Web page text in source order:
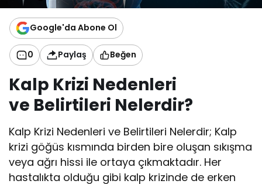
Google'da Abone Ol
0 Paylaş Beğen
Kalp Krizi Nedenleri
ve Belirtileri Nelerdir?
Kalp Krizi Nedenleri ve Belirtileri Nelerdir; Kalp
krizi göğüs kısmında birden bire oluşan sıkışma
veya ağrı hissi ile ortaya çıkmaktadır. Her
hastalıkta olduğu gibi kalp krizinde de erken